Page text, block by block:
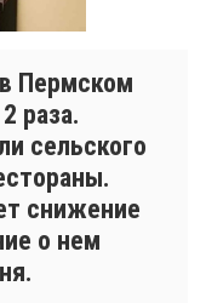
Пермском
раза.
сельского
снижение
о нем